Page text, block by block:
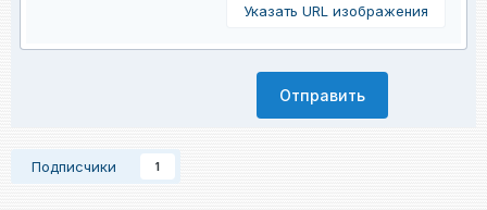
Указать URL изображения
Отправить
Подписчики 1